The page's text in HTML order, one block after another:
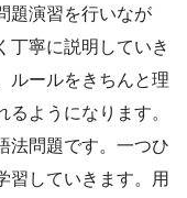
題演習を行いなが
丁寧に説明していき
ルールをきちんと理
ようになります。
法問題です。一つひ
習していきます。用